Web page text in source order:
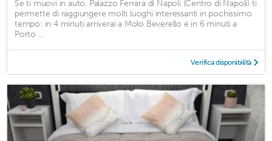
Se ti muovi in auto, Palazzo Ferrara di Napoli (Centro di Napoli) ti
permette di raggiungere molti luoghi interessanti in pochissimo
tempo: in 4 minuti arriverai a Molo Beverello e in 6 minuti a
Porto ...
Verifica disponibilità